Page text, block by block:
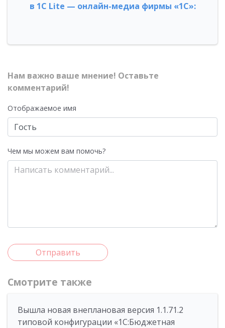
в 1С Lite — онлайн-медиа фирмы «1С»:
Нам важно ваше мнение! Оставьте
комментарий!
Отображаемое имя
Чем мы можем вам помочь?
Отправить
Смотрите также
Вышла новая внеплановая версия 1.1.71.2
типовой конфигурации «1C:Бюджетная